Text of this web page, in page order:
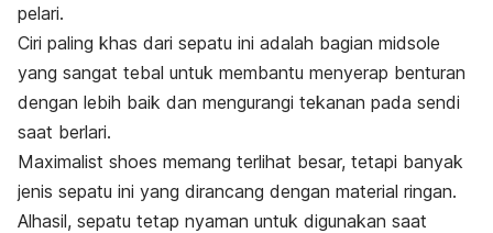
pelari.
Ciri paling khas dari sepatu ini adalah bagian midsole
yang sangat tebal untuk membantu menyerap benturan
dengan lebih baik dan mengurangi tekanan pada sendi
saat berlari.
Maximalist shoes memang terlihat besar, tetapi banyak
jenis sepatu ini yang dirancang dengan material ringan.
Alhasil, sepatu tetap nyaman untuk digunakan saat